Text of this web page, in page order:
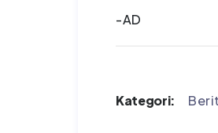
-AD
Kategori: